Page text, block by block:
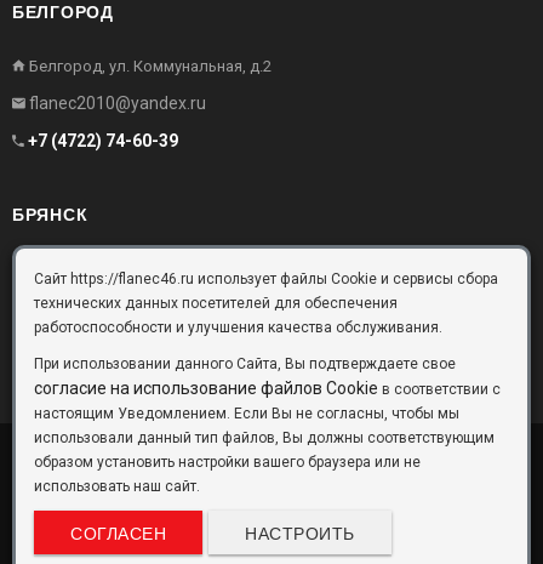
БЕЛГОРОД
Белгород, ул. Коммунальная, д.2
flanec2010@yandex.ru
+7 (4722) 74-60-39
БРЯНСК
Брянск, Московский проезд, д.10, офис 3
flanec32@yandex.ru
Copyright © 2026 © ООО «Фланец-Комплект»
Сайт https://flanec46.ru использует файлы Cookie и сервисы сбора
технических данных посетителей для обеспечения
работоспособности и улучшения качества обслуживания.
При использовании данного Сайта, Вы подтверждаете свое
согласие на использование файлов Cookie в соответствии с
настоящим Уведомлением. Если Вы не согласны, чтобы мы
использовали данный тип файлов, Вы должны соответствующим
образом установить настройки вашего браузера или не
использовать наш сайт.
СОГЛАСЕН НАСТРОИТЬ